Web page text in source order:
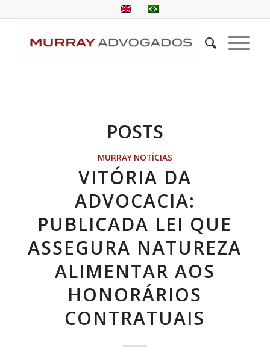
POSTS
MURRAY NOTÍCIAS
VITÓRIA DA
ADVOCACIA:
PUBLICADA LEI QUE
ASSEGURA NATUREZA
ALIMENTAR AOS
HONORÁRIOS
CONTRATUAIS